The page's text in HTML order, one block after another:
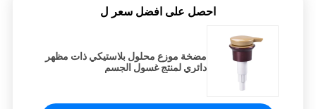
احصل على افضل سعر ل
مضخة موزع محلول بلاستيكي ذات مظهر
دائري لمنتج غسول الجسم